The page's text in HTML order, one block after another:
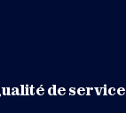
de service